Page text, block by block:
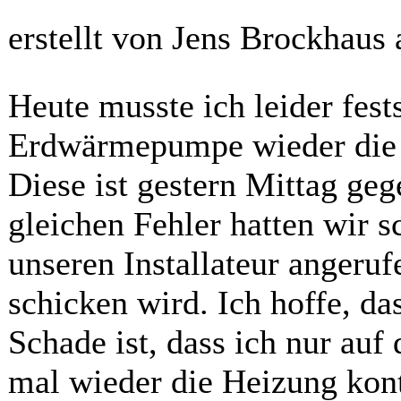
erstellt von Jens Brockhaus
Heute musste ich leider
Erdwärmepumpe wieder
Diese ist gestern Mittag
gleichen Fehler hatten wir
unseren Installateur
schicken wird. Ich hoffe,
Schade ist, dass ich nur
mal wieder die Heizung